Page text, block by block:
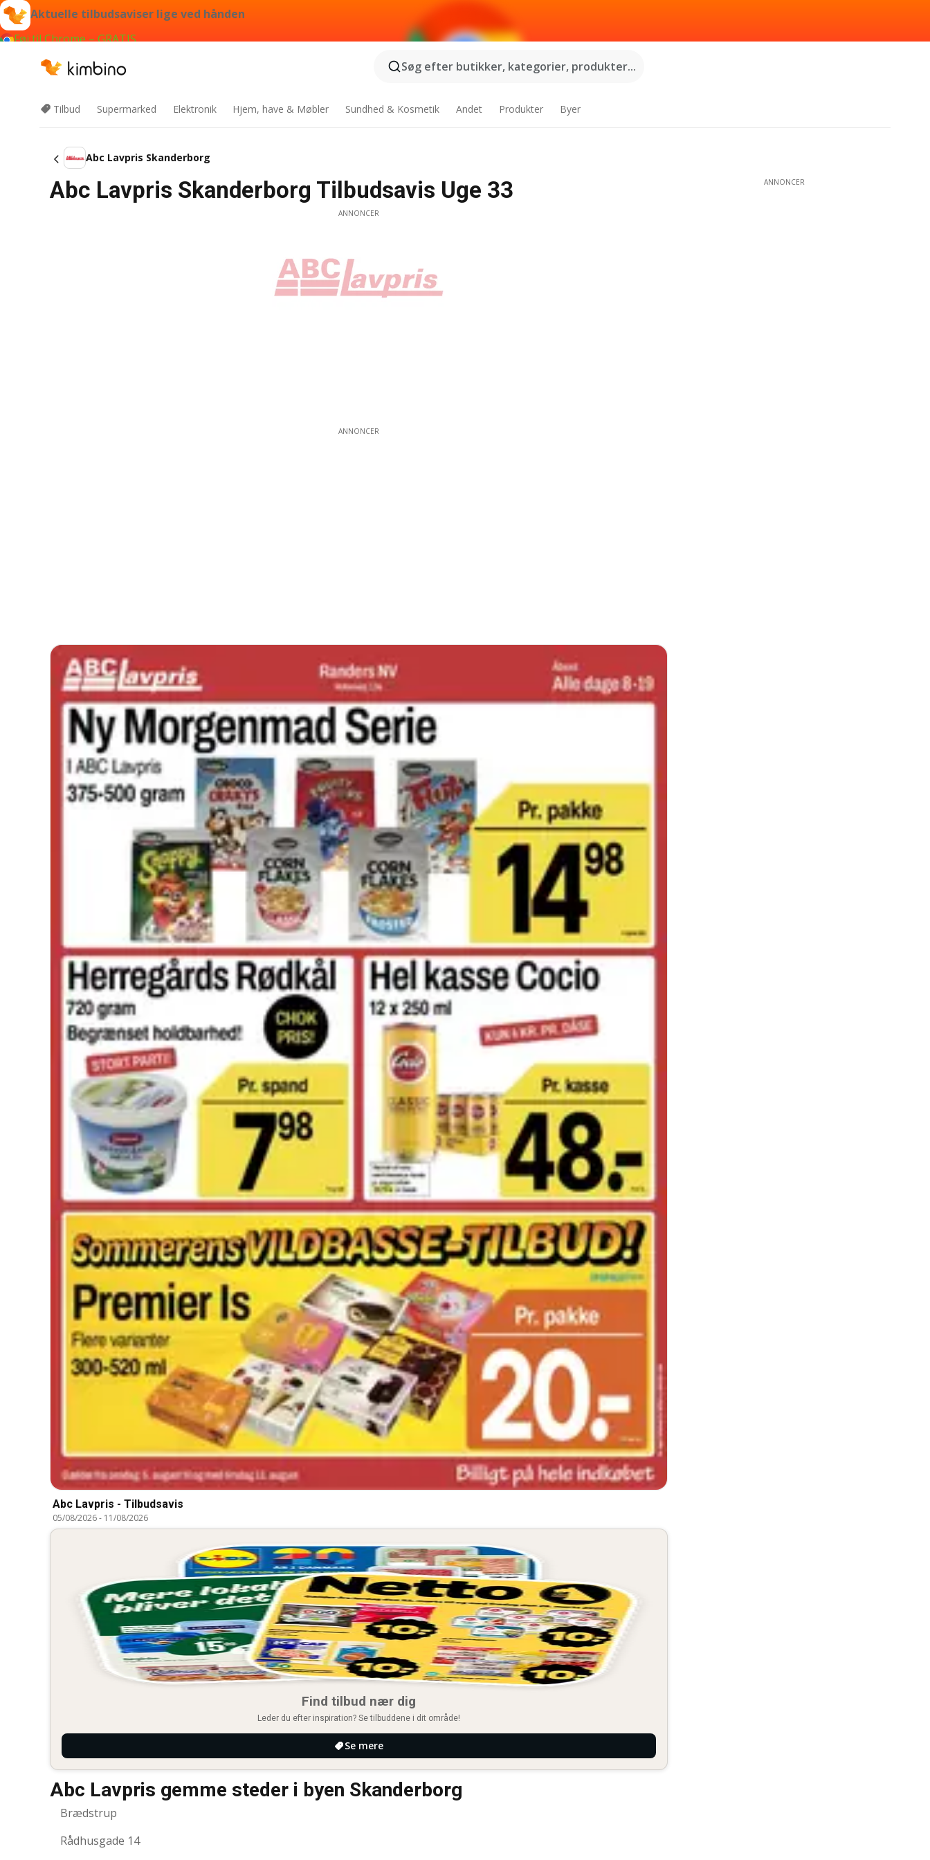
Aktuelle tilbudsaviser lige ved hånden
Føj til Chrome – GRATIS
Søg efter butikker, kategorier, produkter...
Tilbud Supermarked Elektronik Hjem, have & Møbler Sundhed & Kosmetik Andet Produkter Byer
Abc Lavpris Skanderborg
Abc Lavpris Skanderborg Tilbudsavis Uge 33
ANNONCER
ANNONCER
Abc Lavpris - Tilbudsavis
05/08/2026- 11/08/2026
Find tilbud nær dig
Leder du efter inspiration? Se tilbuddene i dit område!
Se mere
Abc Lavpris gemme steder i byen Skanderborg
Brædstrup
Rådhusgade 14
ANNONCER